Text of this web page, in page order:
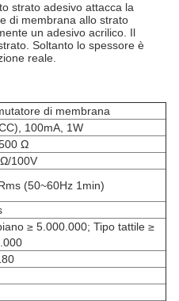
strato adesivo attacca la
di membrana allo strato
un adesivo acrilico. Il
Soltanto lo spessore è
reale.
di membrana
100mA, 1W
Ω
100V
(50~60Hz 1min)
≥ 5.000.000; Tipo tattile ≥